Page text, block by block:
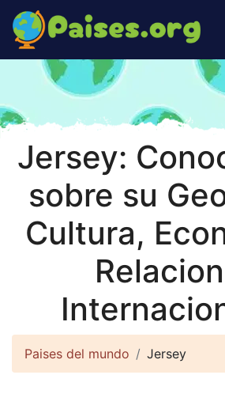
Jersey:
sobre su
Cultura,
Paises del mundo Jersey